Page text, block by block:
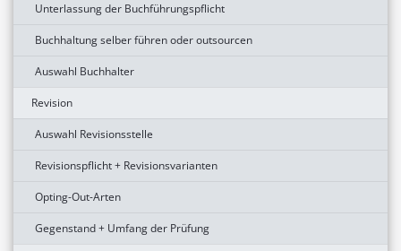
Unterlassung der Buchführungspflicht
Buchhaltung selber führen oder outsourcen
Auswahl Buchhalter
Revision
Auswahl Revisionsstelle
Revisionspflicht + Revisionsvarianten
Opting-Out-Arten
Gegenstand + Umfang der Prüfung